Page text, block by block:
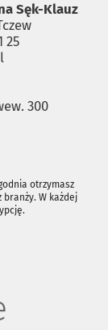
Sęk-Klauz
25
300
otrzymasz
W każdej